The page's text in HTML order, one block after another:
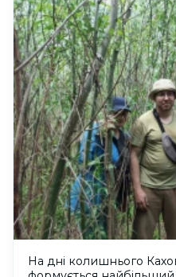
На дні колишнього